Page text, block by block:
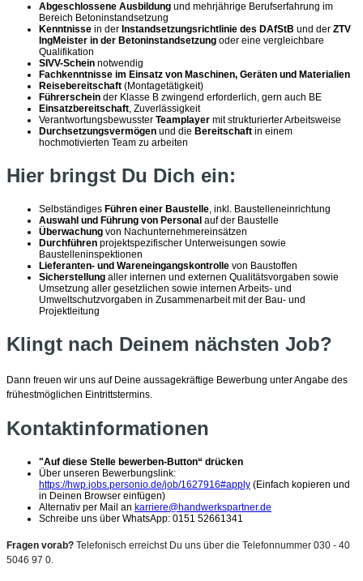
Abgeschlossene Ausbildung und mehrjährige Berufserfahrung im
Bereich Betoninstandsetzung
Kenntnisse in der Instandsetzungsrichtlinie des DAfStB und der ZTV
IngMeister in der Betoninstandsetzung oder eine vergleichbare
Qualifikation
SIVV-Schein notwendig
Fachkenntnisse im Einsatz von Maschinen, Geräten und Materialien
Reisebereitschaft (Montagetätigkeit)
Führerschein der Klasse B zwingend erforderlich, gern auch BE
Einsatzbereitschaft, Zuverlässigkeit
Verantwortungsbewusster Teamplayer mit strukturierter Arbeitsweise
Durchsetzungsvermögen und die Bereitschaft in einem
hochmotivierten Team zu arbeiten
Hier bringst Du Dich ein:
Selbständiges Führen einer Baustelle, inkl. Baustelleneinrichtung
Auswahl und Führung von Personal auf der Baustelle
Überwachung von Nachunternehmereinsätzen
Durchführen projektspezifischer Unterweisungen sowie
Baustelleninspektionen
Lieferanten- und Wareneingangskontrolle von Baustoffen
Sicherstellung aller internen und externen Qualitätsvorgaben sowie
Umsetzung aller gesetzlichen sowie internen Arbeits- und
Umweltschutzvorgaben in Zusammenarbeit mit der Bau- und
Projektleitung
Klingt nach Deinem nächsten Job?
Dann freuen wir uns auf Deine aussagekräftige Bewerbung unter Angabe des
frühestmöglichen Eintrittstermins.
Kontaktinformationen
"Auf diese Stelle bewerben-Button“ drücken
Über unseren Bewerbungslink:
https://hwp.jobs.personio.de/job/1627916#apply (Einfach kopieren und
in Deinen Browser einfügen)
Alternativ per Mail an karriere@handwerkspartner.de
Schreibe uns über WhatsApp: 0151 52661341
Fragen vorab? Telefonisch erreichst Du uns über die Telefonnummer 030 - 40
5046 97 0.